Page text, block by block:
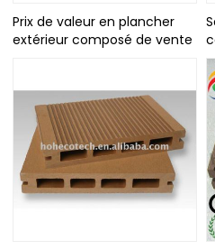
Prix de valeur en plancher
extérieur composé de vente